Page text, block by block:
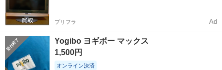
プリフラ Ad
Yogibo ヨギボー マックス
1,500円
オンライン決済